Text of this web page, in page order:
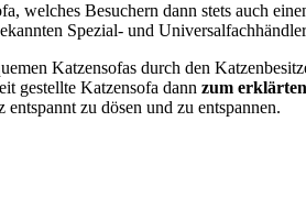
welches Besuchern dann stets auch
Spezial- und
Katzensofas durch den
gestellte Katzensofa dann zum
zu dösen und zu entspannen.